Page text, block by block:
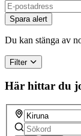
Spara alert
Du kan stänga av
Filter
Här hittar du